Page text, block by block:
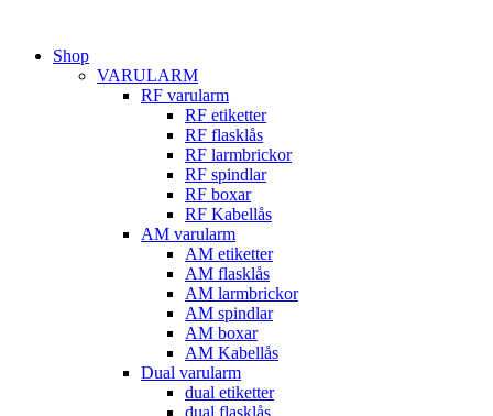
innehållShop
VARULARM
RF varularm
RF etiketter
RF flasklås
RF larmbrickor
RF spindlar
RF boxar
RF Kabellås
AM varularm
AM etiketter
AM flasklås
AM larmbrickor
AM spindlar
AM boxar
AM Kabellås
Dual varularm
dual etiketter
dual flasklås